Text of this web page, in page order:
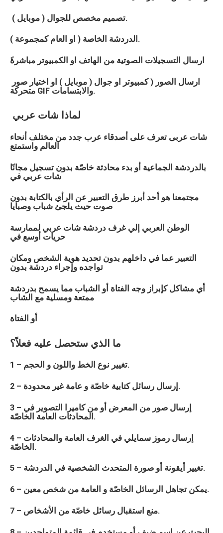
تصميم مخصص للجوال ( موبايل ).
الدردشة الخاصة ( او العام كمجموعة ).
ارسال التسجيلات الصوتية من الهاتف او الكمبيوتر مباشرةً
متحركة GIF والابتسامات.
لماذا شات عربي
شات عربى تعرف على أصدقاء عرب جدد من مختلف أنحاء
العالم واستمتع
بالدردشة الجماعية أو بدء محادثة خاصّة بدون تسجيل مجانًا
شات عربي في
مجتمعنا هو أحد أبرز طرق التعبير عن الرأي بالكتابة بدون
صوت حيث يلجئ شباب وصبايا
الوطن العربي إلي غرف دردشة شات عربي لممارسة
حريات أوسع في
التعبير عما في داخلهم بدون تحديد هوية الشخص ومكان
تواجده وإجراء دردشة بدون
أي مشاكل كإبراز وجه الفتاة أو الشباب مما يسمح بدردشة
ممتعة ومسلية مع الشاب
أو الفتاة
ما الذي ستحصل عليه فعلاً؟
1 – تغيير نوع الخط واللون و الحجم.
2 – إرسال رسائل كتابية خاصّة و عامة غير محدودة.
3 – إرسال صور من المعرض أو من كاميرا التصوير في
المحادثات العامة الخاصّة.
4 – إرسال رموز سمايلي في الغرف العامة والمحادثات
الخاصّة.
5 – تغيير أيقونة أو صورة المتحدث الشخصية في الدردشة.
6 – يمكن تجاهل الرسائل الخاصّة و العامة من شخص معين.
7 – منع استقبال رسائل خاصّة من الأشخاص.